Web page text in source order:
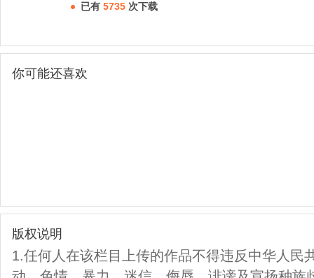
已有 5735 次下载
你可能还喜欢
版权说明
1.任何人在该栏目上传的作品不得违反中华人民